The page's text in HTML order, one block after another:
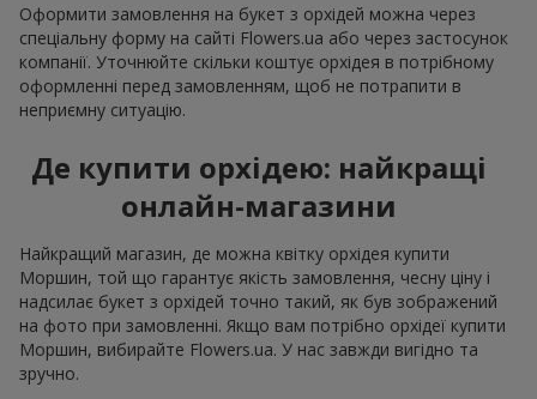
Оформити замовлення на букет з орхідей можна через
спеціальну форму на сайті Flowers.ua або через застосунок
компанії. Уточнюйте скільки коштує орхідея в потрібному
оформленні перед замовленням, щоб не потрапити в
неприємну ситуацію.
Де купити орхідею: найкращі
онлайн-магазини
Найкращий магазин, де можна квітку орхідея купити
Моршин, той що гарантує якість замовлення, чесну ціну і
надсилає букет з орхідей точно такий, як був зображений
на фото при замовленні. Якщо вам потрібно орхідеї купити
Моршин, вибирайте Flowers.ua. У нас завжди вигідно та
зручно.